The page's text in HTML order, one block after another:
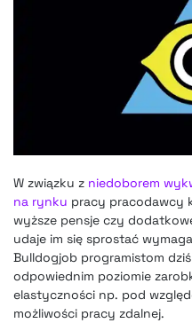
W związku z niedoborem
na rynku pracy pracodawcy
wyższe pensje czy
udaje im się sprostać
Bulldogjob programistom
odpowiednim poziomie
elastyczności np. pod
możliwości pracy zdalnej.